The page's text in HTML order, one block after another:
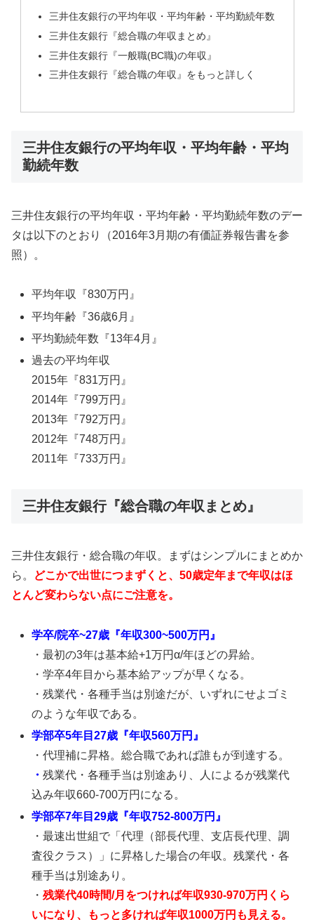
三井住友銀行の平均年収・平均年齢・平均勤続年数
三井住友銀行『総合職の年収まとめ』
三井住友銀行『一般職(BC職)の年収』
三井住友銀行『総合職の年収』をもっと詳しく
三井住友銀行の平均年収・平均年齢・平均
勤続年数
三井住友銀行の平均年収・平均年齢・平均勤続年数のデー
タは以下のとおり（2016年3月期の有価証券報告書を参
照）。
平均年収『830万円』
平均年齢『36歳6月』
平均勤続年数『13年4月』
過去の平均年収
2015年『831万円』
2014年『799万円』
2013年『792万円』
2012年『748万円』
2011年『733万円』
三井住友銀行『総合職の年収まとめ』
三井住友銀行・総合職の年収。まずはシンプルにまとめか
ら。
どこかで出世につまずくと、50歳定年まで年収はほ
とんど変わらない点にご注意を。
学卒/院卒~27歳『年収300~500万円』
・最初の3年は基本給+1万円α/年ほどの昇給。
・学卒4年目から基本給アップが早くなる。
・残業代・各種手当は別途だが、いずれにせよゴミ
のような年収である。
学部卒5年目27歳『年収560万円』
・代理補に昇格。総合職であれば誰もが到達する。
・残業代・各種手当は別途あり、人によるが残業代
込み年収660-700万円になる。
学部卒7年目29歳『年収752-800万円』
・最速出世組で「代理（部長代理、支店長代理、調
査役クラス）」に昇格した場合の年収。残業代・各
種手当は別途あり。
・残業代40時間/月をつければ年収930-970万円くら
いになり、もっと多ければ年収1000万円も見える。